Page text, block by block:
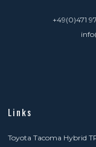
+49(0)471
Links
Toyota Tacoma Hybrid